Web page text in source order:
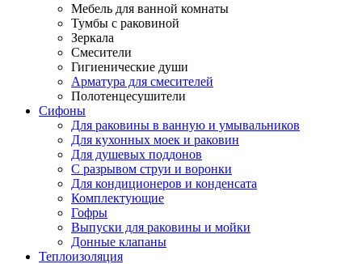
Мебель для ванной комнаты
Тумбы с раковиной
Зеркала
Смесители
Гигиенические души
Арматура для смесителей
Полотенцесушители
Сифоны
Для раковины в ванную и умывальников
Для кухонных моек и раковин
Для душевых поддонов
С разрывом струи и воронки
Для кондиционеров и конденсата
Комплектующие
Гофры
Выпуски для раковины и мойки
Донные клапаны
Теплоизоляция